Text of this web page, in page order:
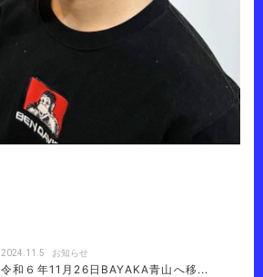
2024.11.5 お知らせ
令和６年11月26日BAYAKA青山へ移...